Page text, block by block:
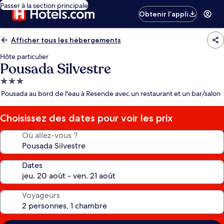
Passer à la section principale
Obtenir l’appli
Afficher tous les hébergements
Hôte particulier
Pousada Silvestre
Hébergement
3.0 étoiles
Pousada au bord de l'eau à Resende avec un restaurant et un bar/salon
Choisissez des dates pour voir les prix
Où allez-vous ?
Dates
Voyageurs